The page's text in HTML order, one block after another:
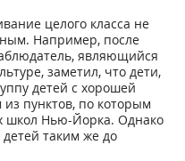
целого класса не
Например, после
являющийся
заметил, что дети,
детей с хорошей
пунктов, по которым
школ Нью-Йорка. Однако
таким же до